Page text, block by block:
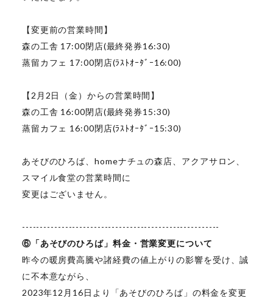
【変更前の営業時間】
森の工舎 17:00閉店(最終発券16:30)
蒸留カフェ 17:00閉店(ﾗｽﾄｵｰﾀﾞｰ16:00)
【2月2日（金）からの営業時間】
森の工舎 16:00閉店(最終発券15:30)
蒸留カフェ 16:00閉店(ﾗｽﾄｵｰﾀﾞｰ15:30)
あそびのひろば、homeナチュの森店、アクアサロン、
スマイル食堂の営業時間に
変更はございません。
-------------------------------------------------------
⑥「あそびのひろば」料金・営業変更について
昨今の暖房費高騰や諸経費の値上がりの影響を受け、誠
に不本意ながら、
2023年12月16日より「あそびのひろば」の料金を変更